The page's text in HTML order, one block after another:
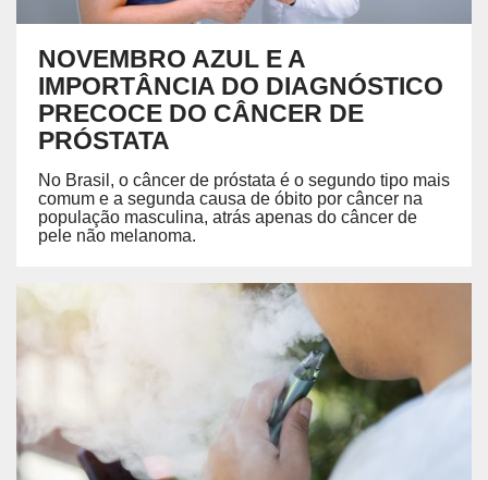
NOVEMBRO AZUL E A
IMPORTÂNCIA DO DIAGNÓSTICO
PRECOCE DO CÂNCER DE
PRÓSTATA
No Brasil, o câncer de próstata é o segundo tipo mais
comum e a segunda causa de óbito por câncer na
população masculina, atrás apenas do câncer de
pele não melanoma.